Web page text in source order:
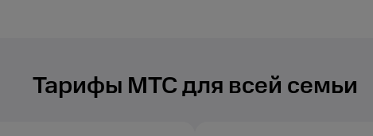
Тарифы МТС для всей семьи